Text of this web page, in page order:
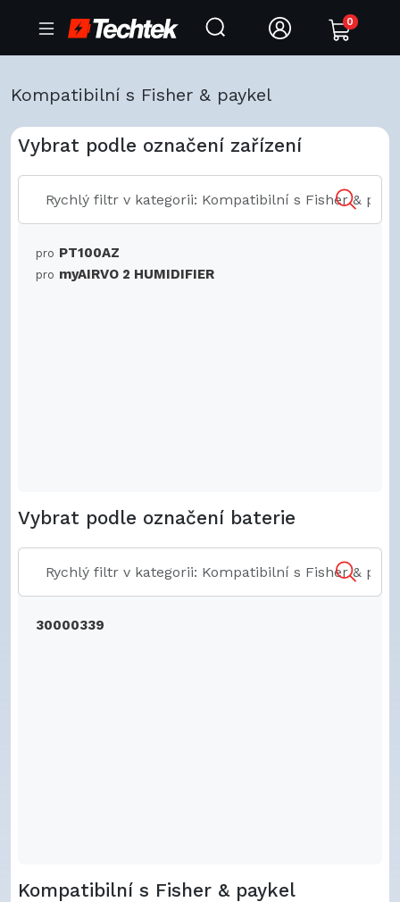
0
Kompatibilní s Fisher & paykel
Vybrat podle označení zařízení
pro PT100AZ
pro myAIRVO 2 HUMIDIFIER
Vybrat podle označení baterie
30000339
Kompatibilní s Fisher & paykel